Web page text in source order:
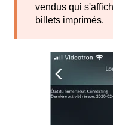
vendus qui
billets imprimés.